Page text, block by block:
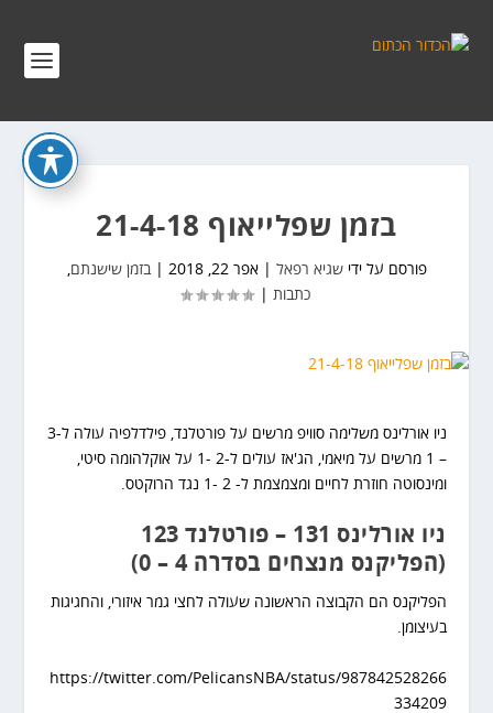
בזמן שפלייאוף 21-4-18
פורסם על ידישגיא רפאל |אפר 22, 2018 |בזמן שישנתם,
כתבות
ניו אורלינס משלימה סוויפ מרשים על פורטלנד, פילדלפיה עולה ל-3
– 1 מרשים על מיאמי, הג'אז עולים ל-2 -1 על אוקלהומה סיטי,
ומינסוטה חוזרת לחיים ומצמצמת ל- 2 -1 נגד הרוקטס.
ניו אורלינס 131 – פורטלנד 123
(הפליקנס מנצחים בסדרה 4 – 0)
הפליקנס הם הקבוצה הראשונה שעולה לחצי גמר איזורי, והחגיגות
בעיצומן.
https://twitter.com/PelicansNBA/status/987842528266
334209